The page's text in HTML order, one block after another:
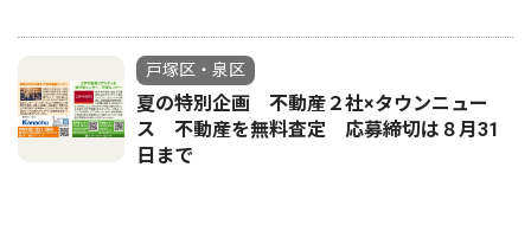
戸塚区・泉区
夏の特別企画 不動産２社×タウンニュー
ス 不動産を無料査定 応募締切は８月31
日まで